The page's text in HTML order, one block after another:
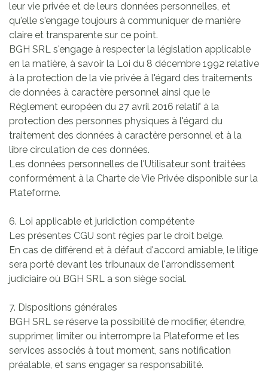
leur vie privée et de leurs données personnelles, et
qu'elle s'engage toujours à communiquer de manière
claire et transparente sur ce point.
BGH SRL s'engage à respecter la législation applicable
en la matière, à savoir la Loi du 8 décembre 1992 relative
à la protection de la vie privée à l'égard des traitements
de données à caractère personnel ainsi que le
Règlement européen du 27 avril 2016 relatif à la
protection des personnes physiques à l'égard du
traitement des données à caractère personnel et à la
libre circulation de ces données.
Les données personnelles de l'Utilisateur sont traitées
conformément à la Charte de Vie Privée disponible sur la
Plateforme.
6. Loi applicable et juridiction compétente
Les présentes CGU sont régies par le droit belge.
En cas de différend et à défaut d'accord amiable, le litige
sera porté devant les tribunaux de l'arrondissement
judiciaire où BGH SRL a son siège social.
7. Dispositions générales
BGH SRL se réserve la possibilité de modifier, étendre,
supprimer, limiter ou interrompre la Plateforme et les
services associés à tout moment, sans notification
préalable, et sans engager sa responsabilité.